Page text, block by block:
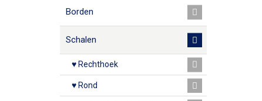
Borden
Schalen
♥ Rechthoek
♥ Rond